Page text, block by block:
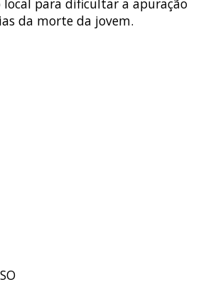
para dificultar a apuração
da morte da jovem.